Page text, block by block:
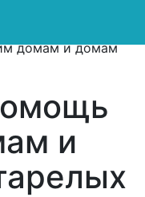
домам и домам
и